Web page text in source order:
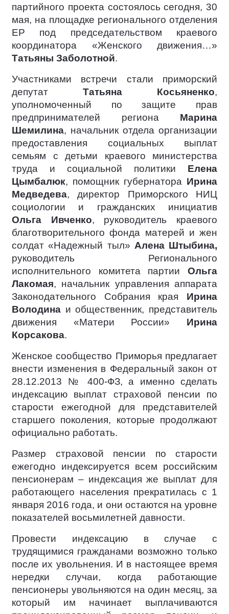
партийного проекта состоялось сегодня, 30
мая, на площадке регионального отделения
ЕР под председательством краевого
координатора «Женского движения…»
Татьяны Заболотной.
Участниками встречи стали приморский
депутат Татьяна Косьяненко,
уполномоченный по защите прав
предпринимателей региона Марина
Шемилина, начальник отдела организации
предоставления социальных выплат
семьям с детьми краевого министерства
труда и социальной политики Елена
Цымбалюк, помощник губернатора Ирина
Медведева, директор Приморского НИЦ
социологии и гражданских инициатив
Ольга Ивченко, руководитель краевого
благотворительного фонда матерей и жен
солдат «Надежный тыл» Алена Штыбина,
руководитель Регионального
исполнительного комитета партии Ольга
Лакомая, начальник управления аппарата
Законодательного Собрания края Ирина
Володина и общественник, представитель
движения «Матери России» Ирина
Корсакова.
Женское сообщество Приморья предлагает
внести изменения в Федеральный закон от
28.12.2013 № 400-ФЗ, а именно сделать
индексацию выплат страховой пенсии по
старости ежегодной для представителей
старшего поколения, которые продолжают
официально работать.
Размер страховой пенсии по старости
ежегодно индексируется всем российским
пенсионерам – индексация же выплат для
работающего населения прекратилась с 1
января 2016 года, и они остаются на уровне
показателей восьмилетней давности.
Провести индексацию в случае с
трудящимися гражданами возможно только
после их увольнения. И в настоящее время
нередки случаи, когда работающие
пенсионеры увольняются на один месяц, за
который им начинает выплачиваются